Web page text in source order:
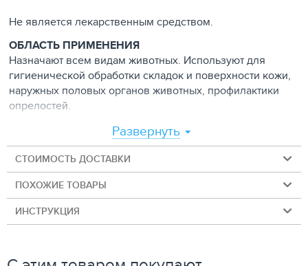
Не является лекарственным средством.
ОБЛАСТЬ ПРИМЕНЕНИЯ
Назначают всем видам животных. Используют для
гигиенической обработки складок и поверхности кожи,
наружных половых органов животных, профилактики
опрелостей.
СПОСОБ ПРИМЕНЕНИЯ
Поверхностные загрязнения кожи удаляются ватным
или марлевым тампоном, смоченным лосьоном Хелси
Скин. Для обработки наружных половых органов
следует использовать шприц с одноразовой насадкой.
Для профилактики опрелостей и гигиенической
обработки складок кожи лосьон наносят на проблемные
Применять гигиенический лосьон Хелси Скин по мере
Развернуть
СТОИМОСТЬ ДОСТАВКИ
ПОХОЖИЕ ТОВАРЫ
ИНСТРУКЦИЯ